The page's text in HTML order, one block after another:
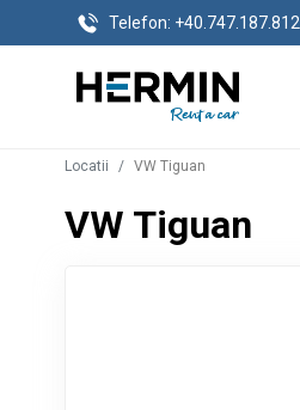
Telefon: +40.747.187.812
Locatii VW Tiguan
VW Tiguan